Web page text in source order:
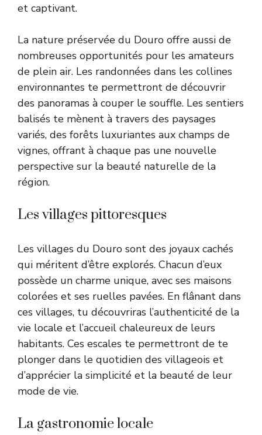
et captivant.
La nature préservée du Douro offre aussi de
nombreuses opportunités pour les amateurs
de plein air. Les randonnées dans les collines
environnantes te permettront de découvrir
des panoramas à couper le souffle. Les sentiers
balisés te mènent à travers des paysages
variés, des forêts luxuriantes aux champs de
vignes, offrant à chaque pas une nouvelle
perspective sur la beauté naturelle de la
région.
Les villages pittoresques
Les villages du Douro sont des joyaux cachés
qui méritent d’être explorés. Chacun d’eux
possède un charme unique, avec ses maisons
colorées et ses ruelles pavées. En flânant dans
ces villages, tu découvriras l’authenticité de la
vie locale et l’accueil chaleureux de leurs
habitants. Ces escales te permettront de te
plonger dans le quotidien des villageois et
d’apprécier la simplicité et la beauté de leur
mode de vie.
La gastronomie locale